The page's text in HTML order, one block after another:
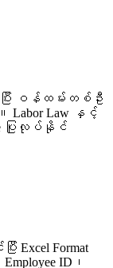
ြီး ဝန်ထမ်းတစ်ဦး
Labor Law နှင့်
ပြုလုပ်နိုင်
Excel Format
ID၊